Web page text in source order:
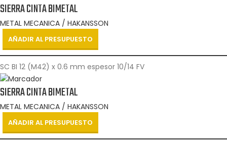
SIERRA CINTA BIMETAL
METAL MECANICA / HAKANSSON
AÑADIR AL PRESUPUESTO
SC BI 12 (M42) x 0.6 mm espesor 10/14 FV
SIERRA CINTA BIMETAL
METAL MECANICA / HAKANSSON
AÑADIR AL PRESUPUESTO